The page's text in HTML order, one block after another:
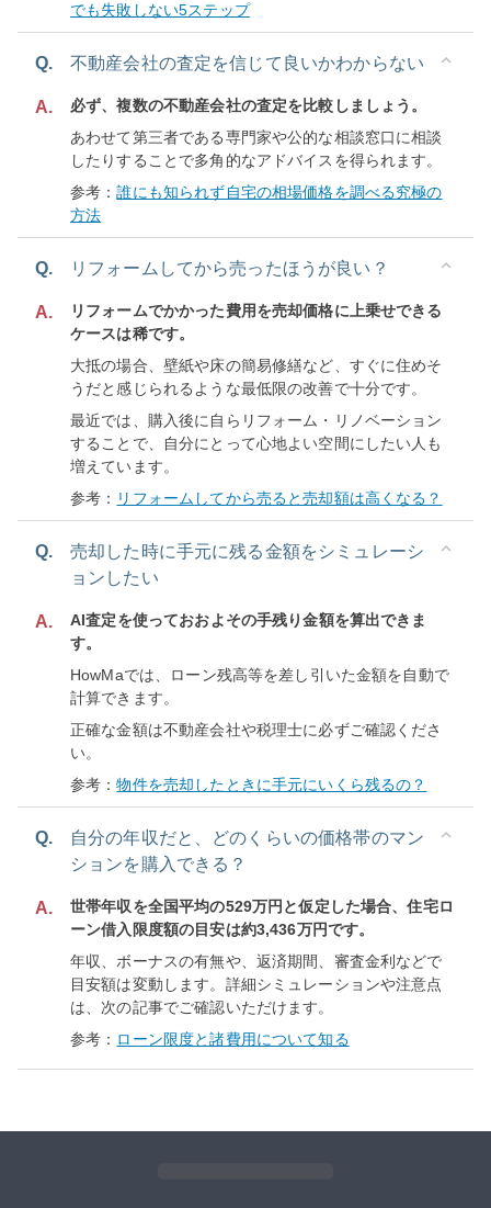
でも失敗しない5ステップ
Q. 不動産会社の査定を信じて良いかわからない
A.
必ず、複数の不動産会社の査定を比較しましょう。
あわせて第三者である専門家や公的な相談窓口に相談
したりすることで多角的なアドバイスを得られます。
参考：誰にも知られず自宅の相場価格を調べる究極の
方法
Q. リフォームしてから売ったほうが良い？
A.
リフォームでかかった費用を売却価格に上乗せできる
ケースは稀です。
大抵の場合、壁紙や床の簡易修繕など、すぐに住めそ
うだと感じられるような最低限の改善で十分です。
最近では、購入後に自らリフォーム・リノベーション
することで、自分にとって心地よい空間にしたい人も
増えています。
参考： リフォームしてから売ると売却額は高くなる？
Q.
売却した時に手元に残る金額をシミュレーシ
ョンしたい
A.
AI査定を使っておおよその手残り金額を算出できま
す。
HowMaでは、ローン残高等を差し引いた金額を自動で
計算できます。
正確な金額は不動産会社や税理士に必ずご確認くださ
い。
参考：物件を売却したときに手元にいくら残るの？
Q.
自分の年収だと、どのくらいの価格帯のマン
ションを購入できる？
A.
世帯年収を全国平均の529万円と仮定した場合、住宅ロ
ーン借入限度額の目安は約3,436万円です。
年収、ボーナスの有無や、返済期間、審査金利などで
目安額は変動します。詳細シミュレーションや注意点
は、次の記事でご確認いただけます。
参考： ローン限度と諸費用について知る